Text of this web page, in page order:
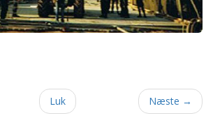
Luk Næste →